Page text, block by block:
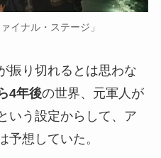
イナル・ステージ」
振り切れるとは思わな
4年後の世界、元軍人が
いう設定からして、ア
予想していた。